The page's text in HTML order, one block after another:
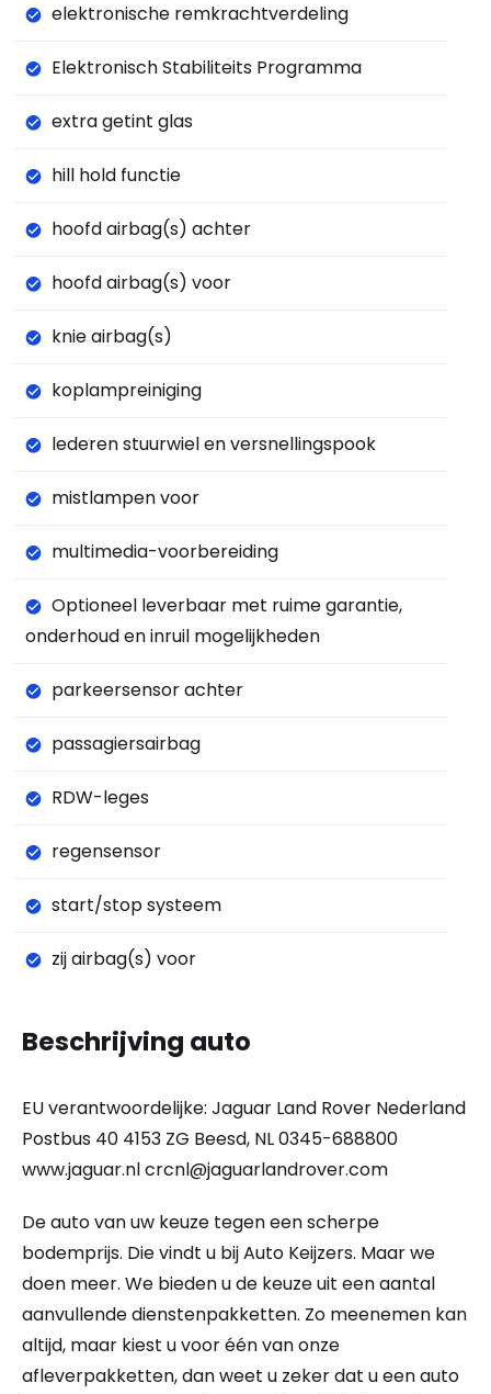
elektronische remkrachtverdeling
Elektronisch Stabiliteits Programma
extra getint glas
hill hold functie
hoofd airbag(s) achter
hoofd airbag(s) voor
knie airbag(s)
koplampreiniging
lederen stuurwiel en versnellingspook
mistlampen voor
multimedia-voorbereiding
Optioneel leverbaar met ruime garantie,
onderhoud en inruil mogelijkheden
parkeersensor achter
passagiersairbag
RDW-leges
regensensor
start/stop systeem
zij airbag(s) voor
Beschrijving auto
EU verantwoordelijke: Jaguar Land Rover Nederland
Postbus 40 4153 ZG Beesd, NL 0345-688800
www.jaguar.nlcrcnl@jaguarlandrover.com
De auto van uw keuze tegen een scherpe
bodemprijs. Die vindt u bij Auto Keijzers. Maar we
doen meer. We bieden u de keuze uit een aantal
aanvullende dienstenpakketten. Zo meenemen kan
altijd, maar kiest u voor één van onze
afleverpakketten, dan weet u zeker dat u een auto